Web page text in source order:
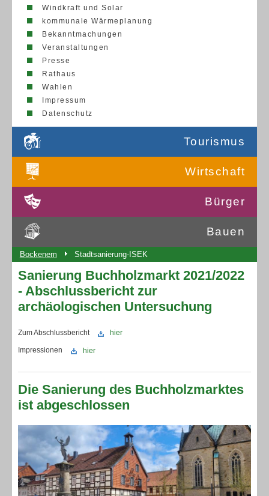
Windkraft und Solar
kommunale Wärmeplanung
Bekanntmachungen
Veranstaltungen
Presse
Rathaus
Wahlen
Impressum
Datenschutz
Tourismus
Wirtschaft
Bürger
Bauen
Bockenem Stadtsanierung-ISEK
Sanierung Buchholzmarkt 2021/2022
- Abschlussbericht zur
archäologischen Untersuchung
Zum Abschlussbericht hier
Impressionen hier
Die Sanierung des Buchholzmarktes
ist abgeschlossen